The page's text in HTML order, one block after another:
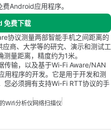
Android应用程序。
免费下载
协议测量两部智能手机之间距离的
商、大学等的研究、演示和测试工
量距离，精度约为1米。
传输，以及基于Wi-Fi Aware/NAN
用程序的开发。它是用于开发和测
您必须拥有支持Wi-Fi RTT协议的手
wifi分析仪网络扫描仪